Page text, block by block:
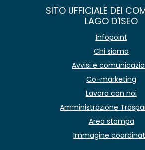
SITO UFFICIALE DEI
LAGO D'ISEO
Infopoint
Chi siamo
Avvisi e
Co-marketing
Lavora con noi
Amministrazione
Area stampa
Immagine